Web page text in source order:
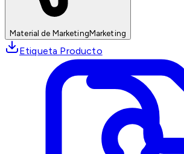
Material de MarketingMarketing
Etiqueta Producto